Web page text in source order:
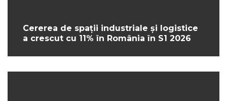
Cererea de spații industriale și logistice
a crescut cu 11% în România în S1 2026